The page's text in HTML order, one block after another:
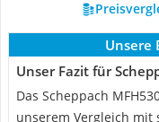
Unsere
Unser Fazit für
Das Scheppach
unserem Vergleich mit